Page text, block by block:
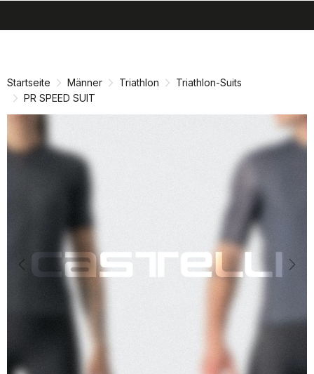
Startseite Männer Triathlon
Triathlon-Suits
PR SPEED SUIT
Previous